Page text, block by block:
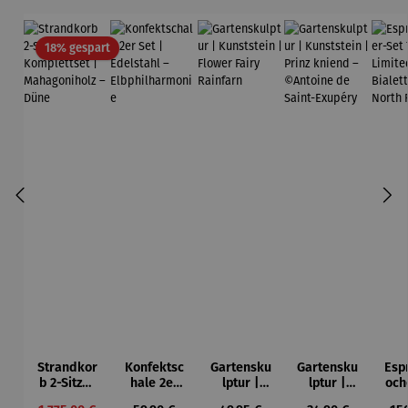
18% gespartRabatt
Strandkor
b 2-Sitzer
Konfektsc
hale 2er
Gartensku
lptur |
Gartensku
lptur |